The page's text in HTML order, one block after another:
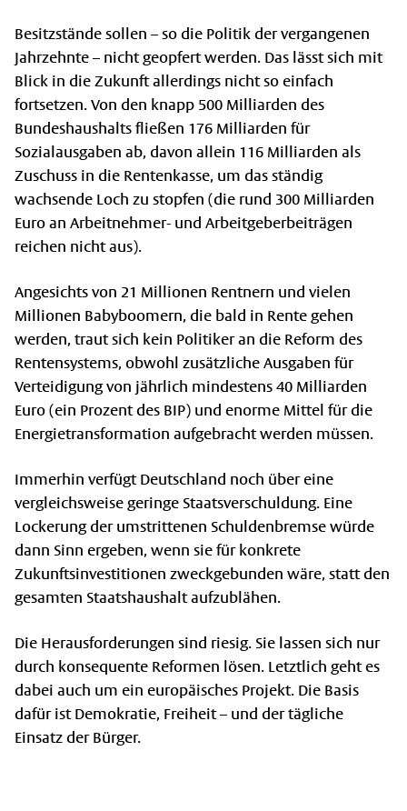
Besitzstände sollen – so die Politik der vergangenen
Jahrzehnte – nicht geopfert werden. Das lässt sich mit
Blick in die Zukunft allerdings nicht so einfach
fortsetzen. Von den knapp 500 Milliarden des
Bundeshaushalts fließen 176 Milliarden für
Sozialausgaben ab, davon allein 116 Milliarden als
Zuschuss in die Rentenkasse, um das ständig
wachsende Loch zu stopfen (die rund 300 Milliarden
Euro an Arbeitnehmer- und Arbeitgeberbeiträgen
reichen nicht aus).
Angesichts von 21 Millionen Rentnern und vielen
Millionen Babyboomern, die bald in Rente gehen
werden, traut sich kein Politiker an die Reform des
Rentensystems, obwohl zusätzliche Ausgaben für
Verteidigung von jährlich mindestens 40 Milliarden
Euro (ein Prozent des BIP) und enorme Mittel für die
Energietransformation aufgebracht werden müssen.
Immerhin verfügt Deutschland noch über eine
vergleichsweise geringe Staatsverschuldung. Eine
Lockerung der umstrittenen Schuldenbremse würde
dann Sinn ergeben, wenn sie für konkrete
Zukunftsinvestitionen zweckgebunden wäre, statt den
gesamten Staatshaushalt aufzublähen.
Die Herausforderungen sind riesig. Sie lassen sich nur
durch konsequente Reformen lösen. Letztlich geht es
dabei auch um ein europäisches Projekt. Die Basis
dafür ist Demokratie, Freiheit – und der tägliche
Einsatz der Bürger.